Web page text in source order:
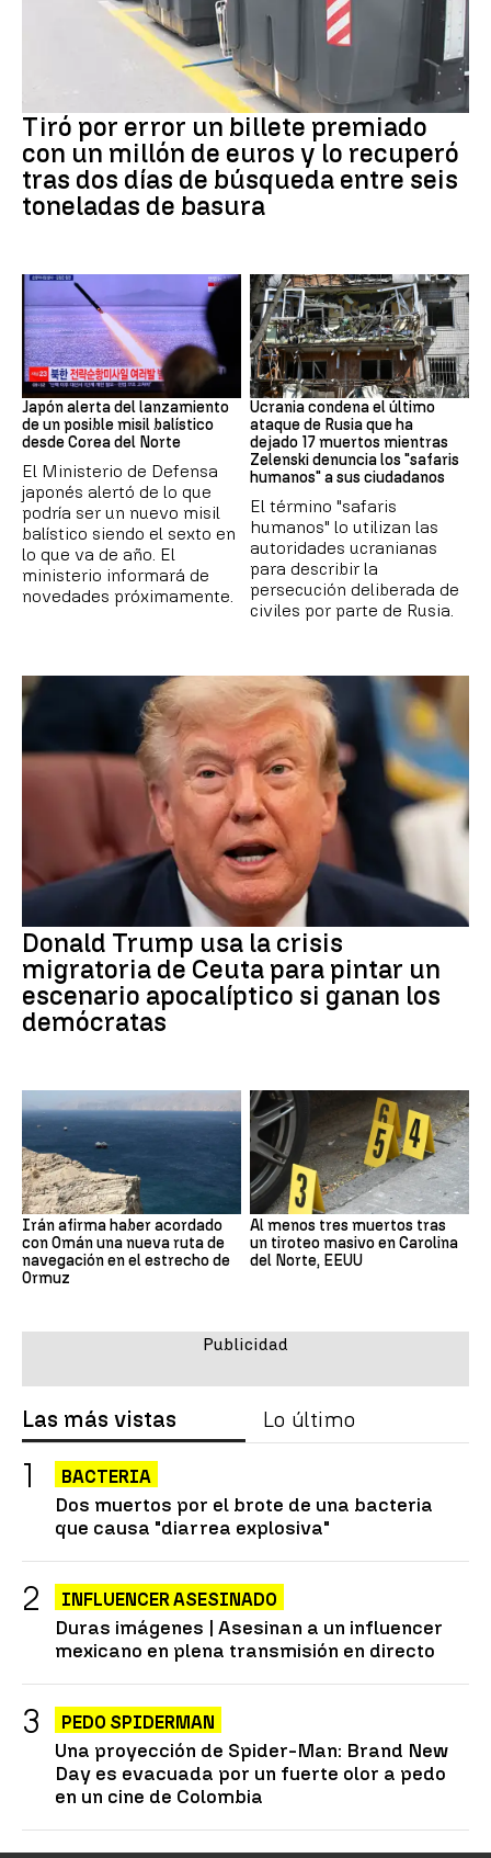
Tiró por error un billete premiado
con un millón de euros y lo recuperó
tras dos días de búsqueda entre seis
toneladas de basura
JAPÓN
Japón alerta del lanzamiento
de un posible misil balístico
desde Corea del Norte
El Ministerio de Defensa
japonés alertó de lo que
podría ser un nuevo misil
balístico siendo el sexto en
lo que va de año. El
ministerio informará de
novedades próximamente.
GUERRRA
Ucrania condena el último
ataque de Rusia que ha
dejado 17 muertos mientras
Zelenski denuncia los "safaris
humanos" a sus ciudadanos
El término "safaris
humanos" lo utilizan las
autoridades ucranianas
para describir la
persecución deliberada de
civiles por parte de Rusia.
Donald Trump usa la crisis
migratoria de Ceuta para pintar un
escenario apocalíptico si ganan los
demócratas
Irán afirma haber acordado
con Omán una nueva ruta de
navegación en el estrecho de
Ormuz
Al menos tres muertos tras
un tiroteo masivo en Carolina
del Norte, EEUU
Las más vistas Lo último
BACTERIA
Dos muertos por el brote de una bacteria
que causa "diarrea explosiva"
INFLUENCER ASESINADO
Duras imágenes | Asesinan a un influencer
mexicano en plena transmisión en directo
PEDO SPIDERMAN
Una proyección de Spider-Man: Brand New
Day es evacuada por un fuerte olor a pedo
en un cine de Colombia